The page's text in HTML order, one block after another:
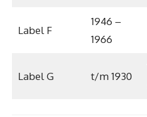
Label F
1946 –
1966
Label G t/m 1930